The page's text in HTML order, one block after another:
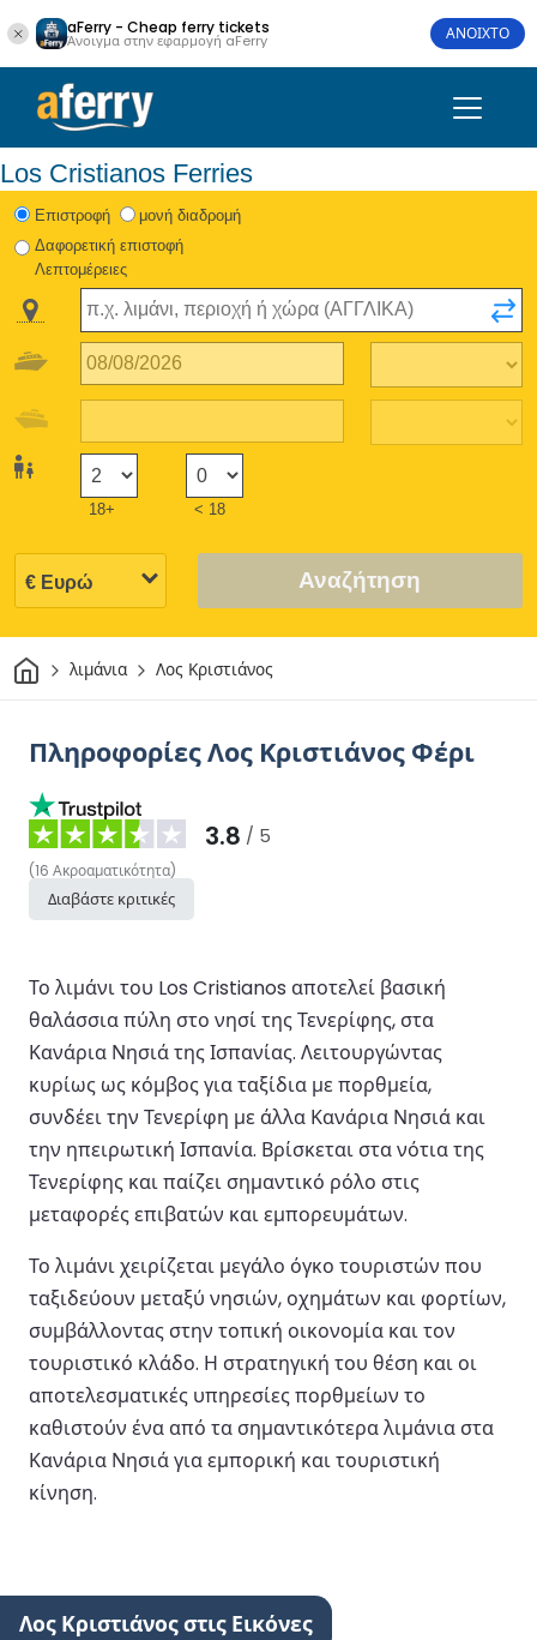
aFerry - Cheap ferry tickets
Άνοιγμα στην εφαρμογή aFerry ΑΝΟΙΧΤΟ
Los Cristianos Ferries
Eπιστροφή
μονή διαδρομή
Δαφορετική επιστοφή
Λεπτομέρειες
18+ < 18
Αναζήτηση
Σπίτιλιμάνια Λος Κριστιάνος
Πληροφορίες Λος Κριστιάνος Φέρι
3.8 / 5
(16 Ακροαματικότητα)
Διαβάστε κριτικές
Το λιμάνι του Los Cristianos αποτελεί βασική
θαλάσσια πύλη στο νησί της Τενερίφης, στα
Κανάρια Νησιά της Ισπανίας. Λειτουργώντας
κυρίως ως κόμβος για ταξίδια με πορθμεία,
συνδέει την Τενερίφη με άλλα Κανάρια Νησιά και
την ηπειρωτική Ισπανία. Βρίσκεται στα νότια της
Τενερίφης και παίζει σημαντικό ρόλο στις
μεταφορές επιβατών και εμπορευμάτων.
Το λιμάνι χειρίζεται μεγάλο όγκο τουριστών που
ταξιδεύουν μεταξύ νησιών, οχημάτων και φορτίων,
συμβάλλοντας στην τοπική οικονομία και τον
τουριστικό κλάδο. Η στρατηγική του θέση και οι
αποτελεσματικές υπηρεσίες πορθμείων το
καθιστούν ένα από τα σημαντικότερα λιμάνια στα
Κανάρια Νησιά για εμπορική και τουριστική
κίνηση.
Λος Κριστιάνος στις Εικόνες